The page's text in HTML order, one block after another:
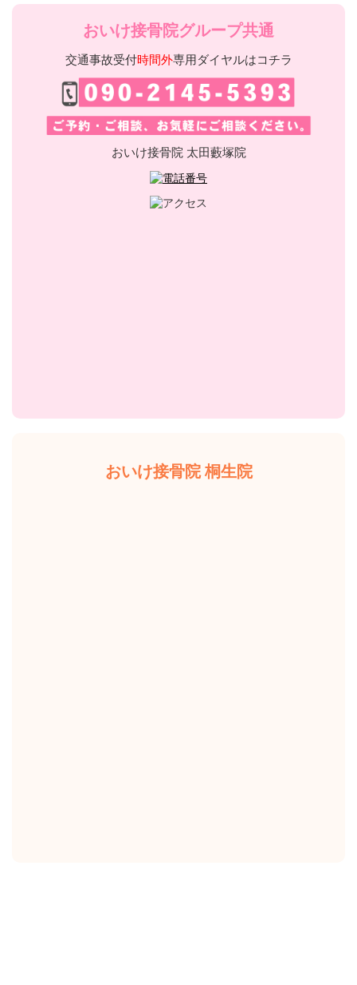
おいけ接骨院グループ共通
交通事故受付時間外専用ダイヤルはコチラ
おいけ接骨院 太田藪塚院
おいけ接骨院 桐生院